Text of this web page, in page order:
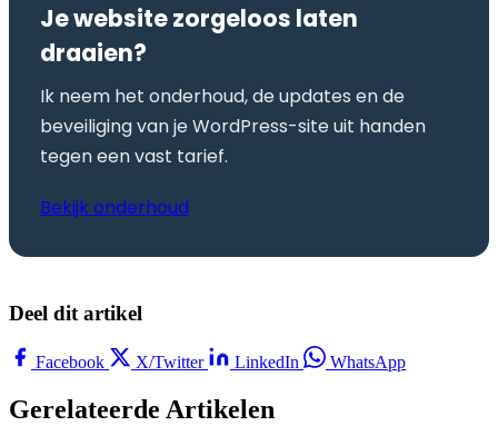
Je website zorgeloos laten
draaien?
Ik neem het onderhoud, de updates en de
beveiliging van je WordPress-site uit handen
tegen een vast tarief.
Bekijk onderhoud
Deel dit artikel
Facebook X/Twitter LinkedIn WhatsApp
Gerelateerde Artikelen